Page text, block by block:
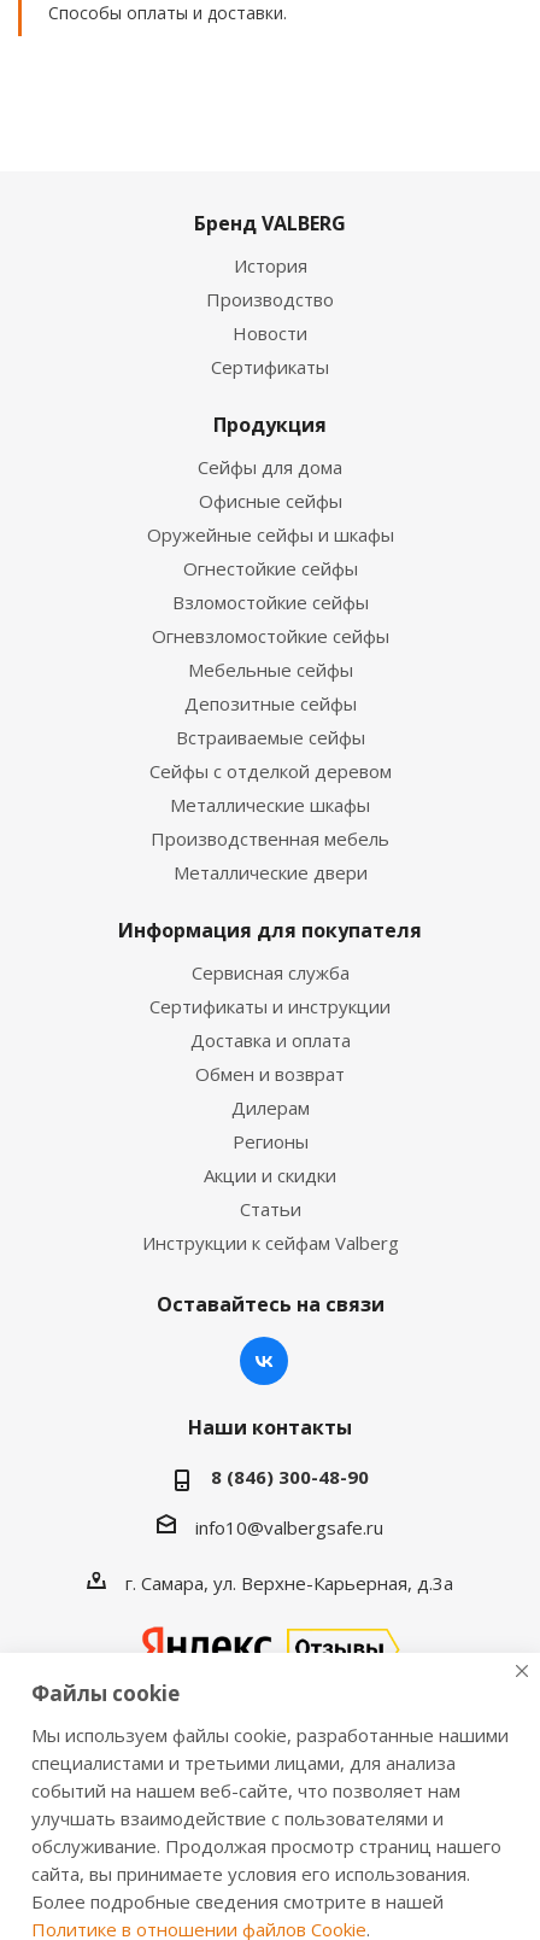
Способы оплаты и доставки.
Бренд VALBERG
История
Производство
Новости
Сертификаты
Продукция
Сейфы для дома
Офисные сейфы
Оружейные сейфы и шкафы
Огнестойкие сейфы
Взломостойкие сейфы
Огневзломостойкие сейфы
Мебельные сейфы
Депозитные сейфы
Встраиваемые сейфы
Сейфы с отделкой деревом
Металлические шкафы
Производственная мебель
Металлические двери
Информация для покупателя
Сервисная служба
Сертификаты и инструкции
Доставка и оплата
Обмен и возврат
Дилерам
Регионы
Акции и скидки
Статьи
Инструкции к сейфам Valberg
Оставайтесь на связи
Наши контакты
8 (846) 300-48-90
info10@valbergsafe.ru
г. Самара, ул. Верхне-Карьерная, д.3а
2016-2026 © VALBERGSAFE.RU — Интернет-магазин
сейфов Valberg и металлической мебели Практик.
Продажа сейфов для дома и офиса, металлических
шкафов, стеллажей, металлических дверей.
Информация о розничных ценах, технических
характеристиках, наличии на складе носит справочный
Файлы cookie
Мы используем файлы cookie, разработанные нашими
специалистами и третьими лицами, для анализа
событий на нашем веб-сайте, что позволяет нам
улучшать взаимодействие с пользователями и
обслуживание. Продолжая просмотр страниц нашего
сайта, вы принимаете условия его использования.
Более подробные сведения смотрите в нашей
Политике в отношении файлов Cookie.